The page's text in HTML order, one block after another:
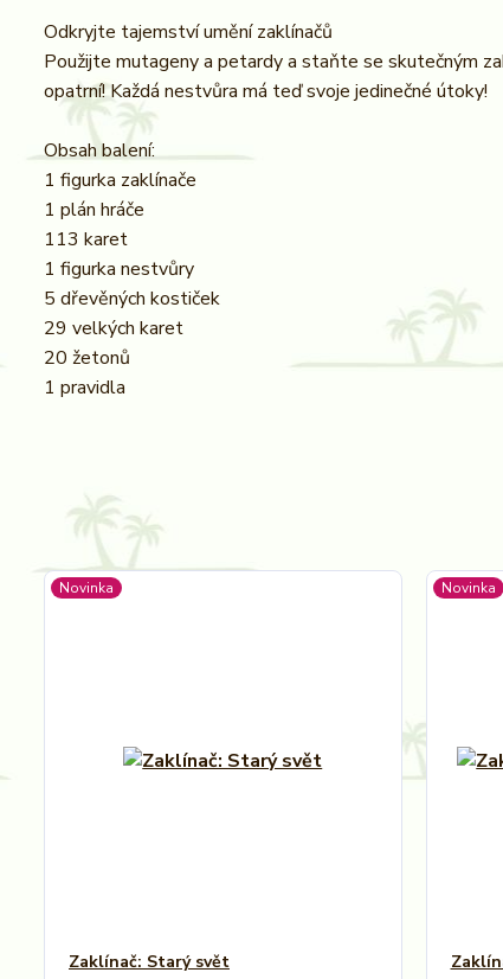
Odkryjte tajemství umění zaklínačů
Použijte mutageny a petardy a staňte se skutečným
opatrní! Každá nestvůra má teď svoje jedinečné útoky!
Obsah balení:
1 figurka zaklínače
1 plán hráče
113 karet
1 figurka nestvůry
5 dřevěných kostiček
29 velkých karet
20 žetonů
1 pravidla
Novinka
Zaklínač: Starý svět
Novinka